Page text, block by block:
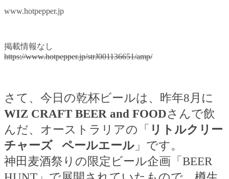
www.hotpepper.jp
掲載情報なし
https://www.hotpepper.jp/strJ001136651/amp/
さて、今日の乾杯ビールは、昨年8 月に
WIZ CRAFT BEER and FOODさんで飲
んだ、オーストラリアの「 リトルクリー
チャーズ
ペールエール 」です。
神田麦酒祭りの限定ビール企画「 BEER